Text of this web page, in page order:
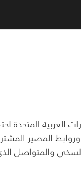
المصير
والمتواصل